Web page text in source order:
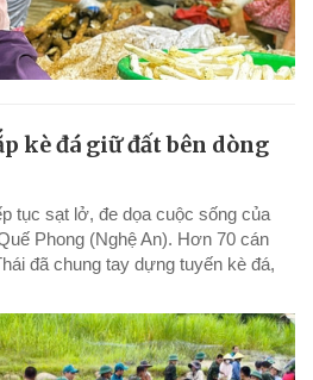
kè đá giữ đất bên dòng
tục sạt lở, đe dọa cuộc sống của
Phong (Nghệ An). Hơn 70 cán
đã chung tay dựng tuyến kè đá,